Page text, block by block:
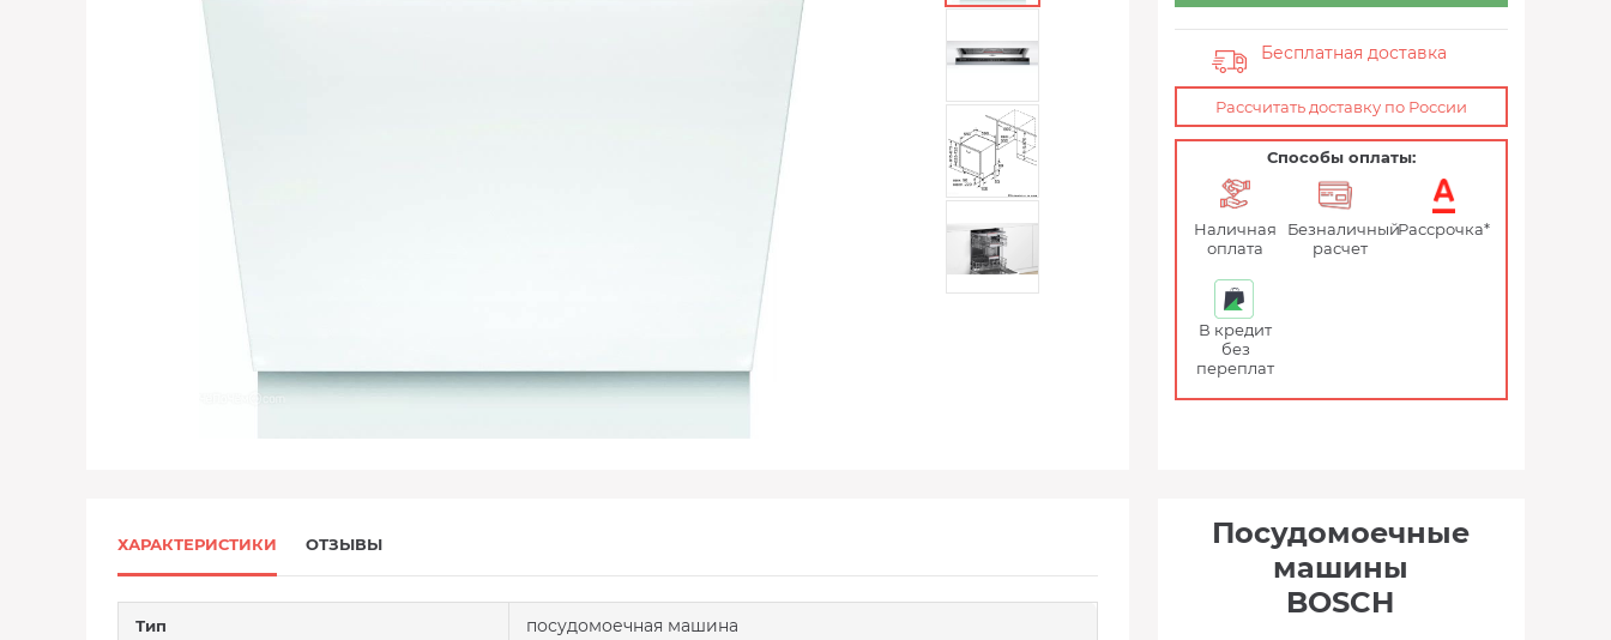
Бесплатная доставка
Рассчитать доставку по России
Способы оплаты:
Наличная
оплата
Безналичный
расчет
Рассрочка*
В кредит
без
переплат
ХАРАКТЕРИСТИКИ ОТЗЫВЫ
Тип посудомоечная машина
Посудомоечные
машины
BOSCH